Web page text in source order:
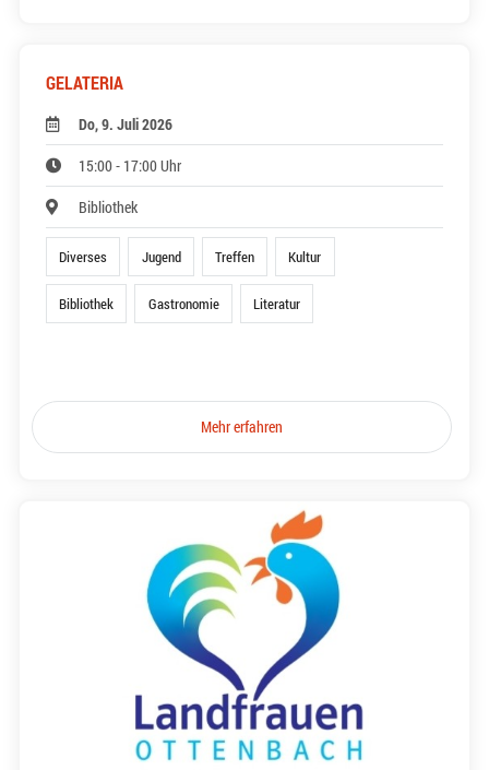
GELATERIA
Do, 9. Juli 2026
15:00 - 17:00 Uhr
Bibliothek
Diverses Jugend Treffen Kultur
Bibliothek Gastronomie Literatur
Mehr erfahren